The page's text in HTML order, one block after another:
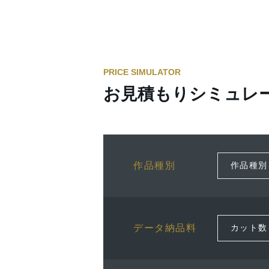
PRICE SIMULATOR
お見積もりシミュレ
作品種別
データ納品料